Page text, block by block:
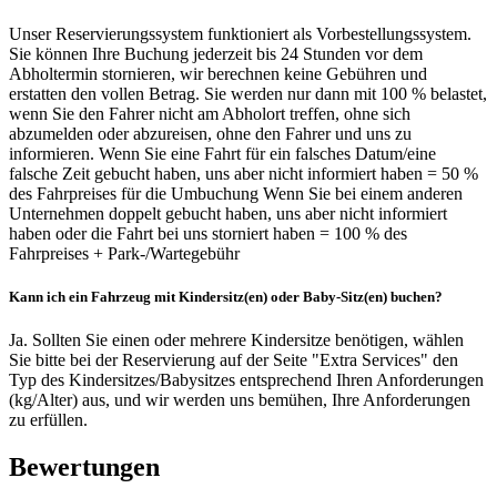
Unser Reservierungssystem funktioniert als Vorbestellungssystem.
Sie können Ihre Buchung jederzeit bis 24 Stunden vor dem
Abholtermin stornieren, wir berechnen keine Gebühren und
erstatten den vollen Betrag. Sie werden nur dann mit 100 % belastet,
wenn Sie den Fahrer nicht am Abholort treffen, ohne sich
abzumelden oder abzureisen, ohne den Fahrer und uns zu
informieren. Wenn Sie eine Fahrt für ein falsches Datum/eine
falsche Zeit gebucht haben, uns aber nicht informiert haben = 50 %
des Fahrpreises für die Umbuchung Wenn Sie bei einem anderen
Unternehmen doppelt gebucht haben, uns aber nicht informiert
haben oder die Fahrt bei uns storniert haben = 100 % des
Fahrpreises + Park-/Wartegebühr
Kann ich ein Fahrzeug mit Kindersitz(en) oder Baby-Sitz(en) buchen?
Ja. Sollten Sie einen oder mehrere Kindersitze benötigen, wählen
Sie bitte bei der Reservierung auf der Seite "Extra Services" den
Typ des Kindersitzes/Babysitzes entsprechend Ihren Anforderungen
(kg/Alter) aus, und wir werden uns bemühen, Ihre Anforderungen
zu erfüllen.
Bewertungen